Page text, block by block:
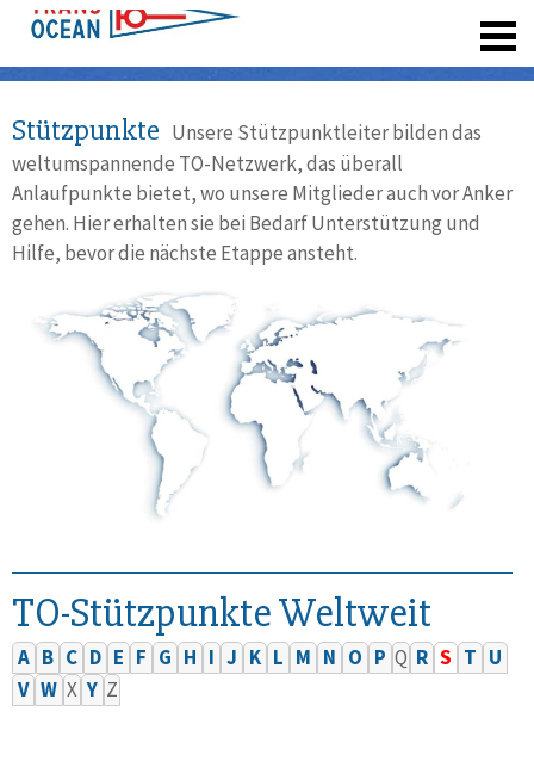
Stützpunkte Unsere Stützpunktleiter bilden das
weltumspannende TO-Netzwerk, das überall
Anlaufpunkte bietet, wo unsere Mitglieder auch vor Anker
gehen. Hier erhalten sie bei Bedarf Unterstützung und
Hilfe, bevor die nächste Etappe ansteht.
TO-Stützpunkte Weltweit
A B C D E F G H I J K L M N O P Q R S T U
V W X Y Z